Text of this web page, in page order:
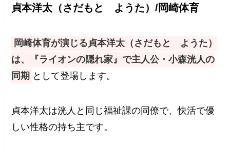
貞本洋太（さだもと ようた）/岡崎体育
岡崎体育が演じる貞本洋太（さだもと ようた）
は、『ライオンの隠れ家』で主人公・小森洸人の
同期 として登場します。
貞本洋太は洸人と同じ福祉課の同僚で、快活で優
しい性格の持ち主です。